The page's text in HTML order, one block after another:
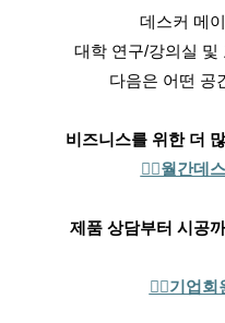
데스커 메
대학 연구/강의실 및
다음은 어떤 공
비즈니스를 위한 더
👉🏻월간데
제품 상담부터 시공
👉🏻기업